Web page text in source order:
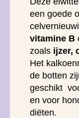
een goede
vitamine B
zoals ijzer,
Het
de botten
geschikt
en voor
diëten.